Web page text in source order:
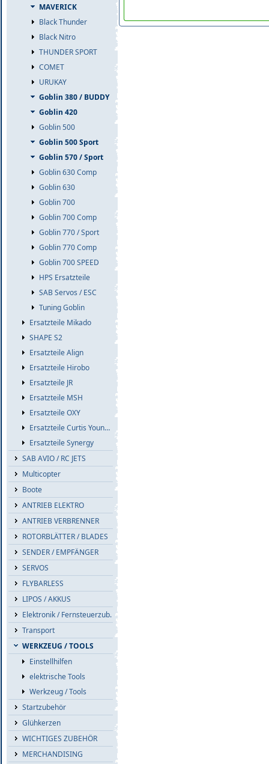
MAVERICK
Black Thunder
Black Nitro
THUNDER SPORT
COMET
URUKAY
Goblin 380 / BUDDY
Goblin 420
Goblin 500
Goblin 500 Sport
Goblin 570 / Sport
Goblin 630 Comp
Goblin 630
Goblin 700
Goblin 700 Comp
Goblin 770 / Sport
Goblin 770 Comp
Goblin 700 SPEED
HPS Ersatzteile
SAB Servos / ESC
Tuning Goblin
Ersatzteile Mikado
SHAPE S2
Ersatzteile Align
Ersatzteile Hirobo
Ersatzteile JR
Ersatzteile MSH
Ersatzteile OXY
Ersatzteile Curtis Youngblood
Ersatzteile Synergy
SAB AVIO / RC JETS
Multicopter
Boote
ANTRIEB ELEKTRO
ANTRIEB VERBRENNER
ROTORBLÄTTER / BLADES
SENDER / EMPFÄNGER
SERVOS
FLYBARLESS
LIPOS / AKKUS
Elektronik / Fernsteuerzub.
Transport
WERKZEUG / TOOLS
Einstellhilfen
elektrische Tools
Werkzeug / Tools
Startzubehör
Glühkerzen
WICHTIGES ZUBEHÖR
MERCHANDISING